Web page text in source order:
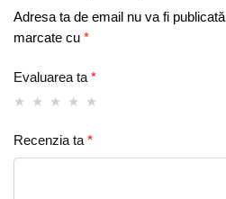
Adresa ta de email nu va fi
marcate cu *
Evaluarea ta *
Recenzia ta *